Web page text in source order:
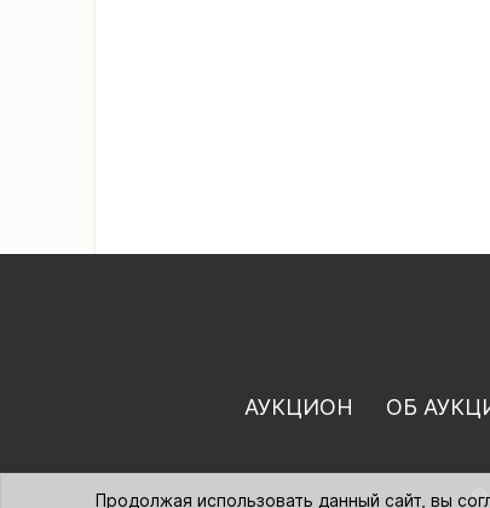
АУКЦИОН ОБ
©
Продолжая использовать данный сайт, вы